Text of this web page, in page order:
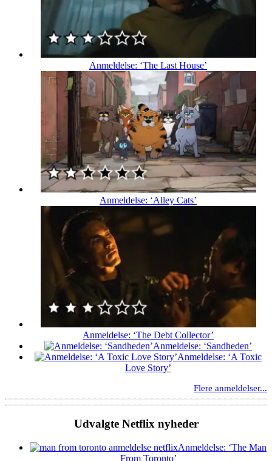
Anmeldelse: ‘The Last House’
Anmeldelse: ‘Alley Cats’
Anmeldelse: ‘The Debt Collector’
Anmeldelse: ‘Sandheden’
Anmeldelse: ‘A Toxic
Love Story’
Flere anmeldelser...
Udvalgte Netflix nyheder
Anmeldelse: ‘The Man
From Toronto’